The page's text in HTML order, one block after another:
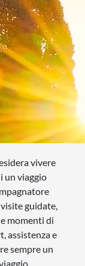
vivere
un viaggio
guidate,
momenti di
assistenza e
sempre un